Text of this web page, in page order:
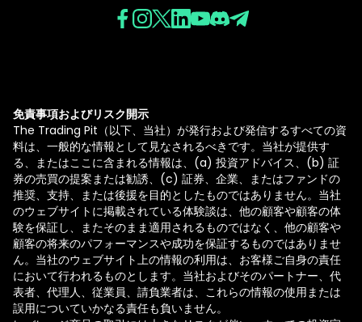
免責事項およびリスク開示
The Trading Pit（以下、当社）が発行および発信するすべての資
料は、一般的な情報として見なされるべきです。当社が提供す
る、またはここに含まれる情報は、(a) 投資アドバイス、(b) 証
券の売買の提案または勧誘、(c) 証券、企業、またはファンドの
推奨、支持、または後援を目的としたものではありません。当社
のウェブサイトに掲載されている体験談は、他の顧客や顧客の体
験を保証し、またそのまま適用されるものではなく、他の顧客や
顧客の将来のパフォーマンスや成功を保証するものではありませ
ん。当社のウェブサイト上の情報の利用は、お客様ご自身の責任
において行われるものとします。当社およびそのパートナー、代
表者、代理人、従業員、請負業者は、これらの情報の使用または
誤用についていかなる責任も負いません。